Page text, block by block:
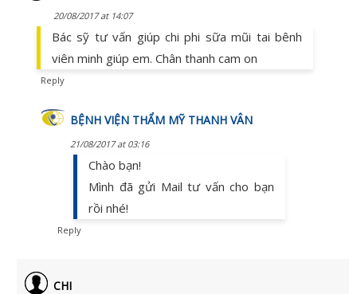
20/08/2017 at 14:07
Bác sỹ tư vấn giúp chi phi sữa mũi tai bênh
viên minh giúp em. Chân thanh cam on
Reply
BỆNH VIỆN THẨM MỸ THANH VÂN
21/08/2017 at 03:16
Chào bạn!
Mình đã gửi Mail tư vấn cho bạn
rồi nhé!
Reply
CHI